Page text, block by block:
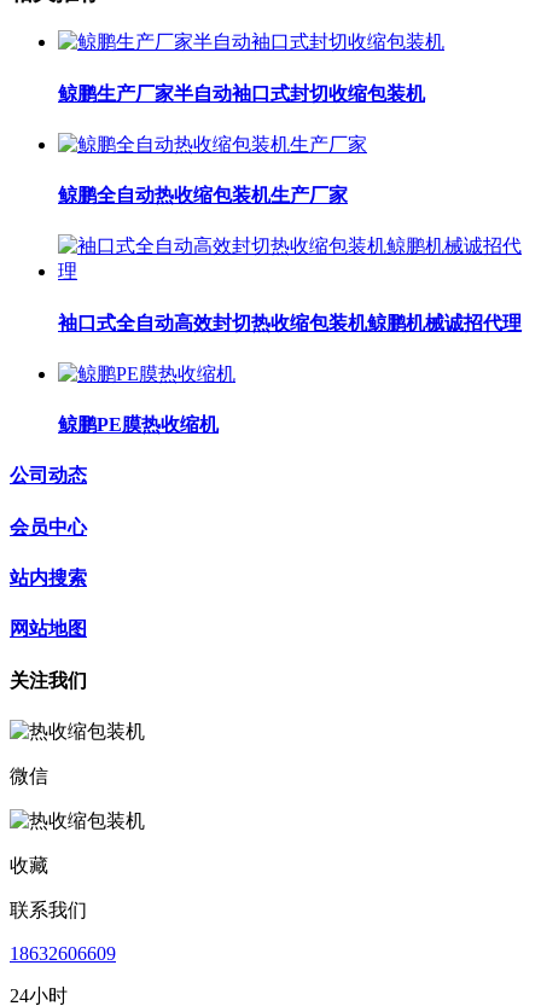
鲸鹏生产厂家半自动袖口式封切收缩包装机
鲸鹏全自动热收缩包装机生产厂家
袖口式全自动高效封切热收缩包装机鲸鹏机械诚招代理
鲸鹏PE膜热收缩机
公司动态
会员中心
站内搜索
网站地图
关注我们
微信
收藏
联系我们
18632606609
24小时